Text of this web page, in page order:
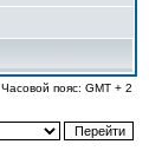
Часовой пояс: GMT + 2